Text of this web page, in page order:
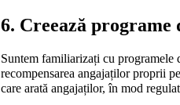
6. Creează
Suntem familiarizați cu programele
recompensarea angajaților proprii
care arată angajaților, în mod